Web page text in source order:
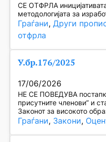
СЕ ОТФРЛА
методологијата за
Граѓани, Други
отфрла
У.бр.176/2025
17/06/2026
НЕ СЕ ПОВЕДУВА
присутните членови” и
Законот за високото
Граѓани, Закони,